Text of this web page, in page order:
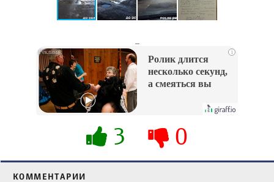
i
Ролик длится
несколько секунд,
а смеяться вы
3 0
КОММЕНТАРИИ